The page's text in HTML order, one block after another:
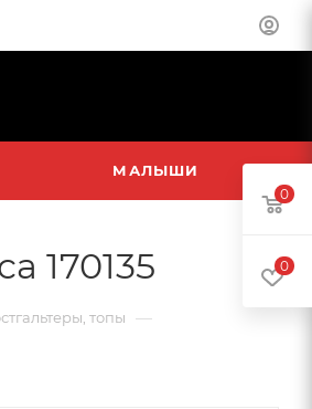
МАЛЫШИ
170135
топы —
0
0